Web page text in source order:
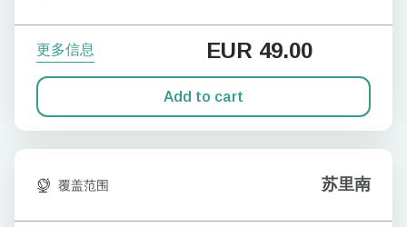
更多信息 EUR 49.00
Add to cart
覆盖范围 苏里南